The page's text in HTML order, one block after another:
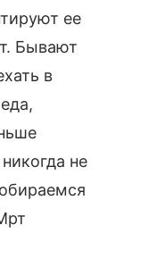
ее
Бывают
в
не